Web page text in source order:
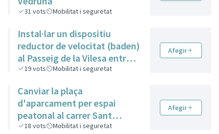
31 vots Mobilitat i seguretat
Instal·lar un dispositiu
reductor de velocitat (baden)
al Passeig de la Vilesa entre
la rotonda de Creu de Terme i
19vots Mobilitat i seguretat
Afegir
Canviar la plaça
d'aparcament per espai
peatonal al carrer Sant
Josep/Sant Jaume
18 vots Mobilitat i seguretat
Afegir